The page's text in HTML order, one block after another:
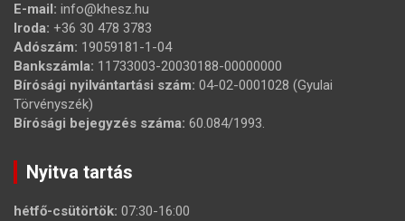
E-mail: info@khesz.hu
Iroda: +36 30 478 3783
Adószám: 19059181-1-04
Bankszámla: 11733003-20030188-00000000
Bírósági nyilvántartási szám: 04-02-0001028 (Gyulai
Törvényszék)
Bírósági bejegyzés száma: 60.084/1993.
Nyitva tartás
hétfő-csütörtök: 07:30-16:00